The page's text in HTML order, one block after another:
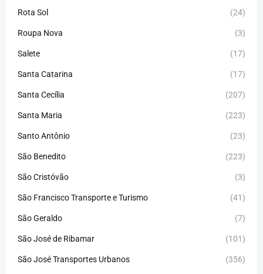
Rota Sol (24)
Roupa Nova (3)
Salete (17)
Santa Catarina (17)
Santa Cecília (207)
Santa Maria (223)
Santo Antônio (23)
São Benedito (223)
São Cristóvão (3)
São Francisco Transporte e Turismo (41)
São Geraldo (7)
São José de Ribamar (101)
São José Transportes Urbanos (356)